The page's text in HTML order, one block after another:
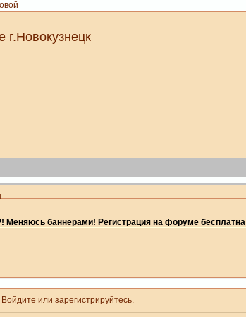
г.Новокузнецк
баннерами! Регистрация на форуме бесплатна
Войдите или зарегистрируйтесь.